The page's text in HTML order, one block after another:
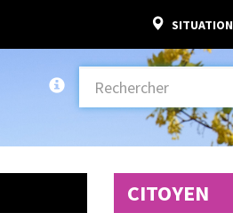
SITUATION
CITOYEN